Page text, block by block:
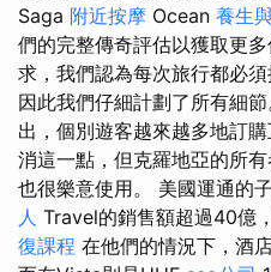
Saga 附近按摩 Ocean 養生
們的完整傳奇評估以獲取更
求，我們認為每次旅行都必
因此我們仔細計劃了所有細
出，個別遊客越來越多地訂
消這一點，但克羅地亞的所
也很樂意使用。 美國運通的
人 Travel的銷售額超過40億
復課程 在他們的情況下，酒